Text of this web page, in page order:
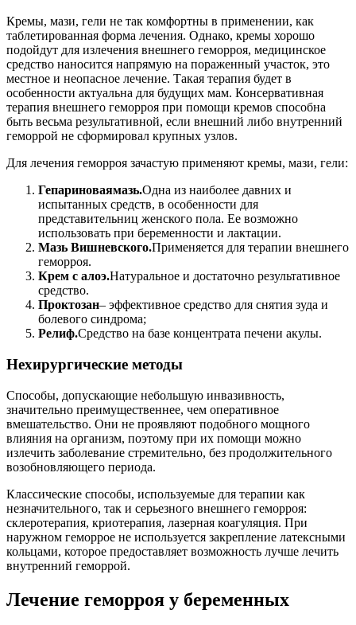
Кремы, мази, гели не так комфортны в применении, как
таблетированная форма лечения. Однако, кремы хорошо
подойдут для излечения внешнего геморроя, медицинское
средство наносится напрямую на пораженный участок, это
местное и неопасное лечение. Такая терапия будет в
особенности актуальна для будущих мам. Консервативная
терапия внешнего геморроя при помощи кремов способна
быть весьма результативной, если внешний либо внутренний
геморрой не сформировал крупных узлов.
Для лечения геморроя зачастую применяют кремы, мази, гели:
Гепариноваямазь.Одна из наиболее давних и
испытанных средств, в особенности для
представительниц женского пола. Ее возможно
использовать при беременности и лактации.
Мазь Вишневского.Применяется для терапии внешнего
геморроя.
Крем с алоэ.Натуральное и достаточно результативное
средство.
Проктозан– эффективное средство для снятия зуда и
болевого синдрома;
Релиф.Средство на базе концентрата печени акулы.
Нехирургические методы
Способы, допускающие небольшую инвазивность,
значительно преимущественнее, чем оперативное
вмешательство. Они не проявляют подобного мощного
влияния на организм, поэтому при их помощи можно
излечить заболевание стремительно, без продолжительного
возобновляющего периода.
Классические способы, используемые для терапии как
незначительного, так и серьезного внешнего геморроя:
склеротерапия, криотерапия, лазерная коагуляция. При
наружном геморрое не используется закрепление латексными
кольцами, которое предоставляет возможность лучше лечить
внутренний геморрой.
Лечение геморроя у беременных